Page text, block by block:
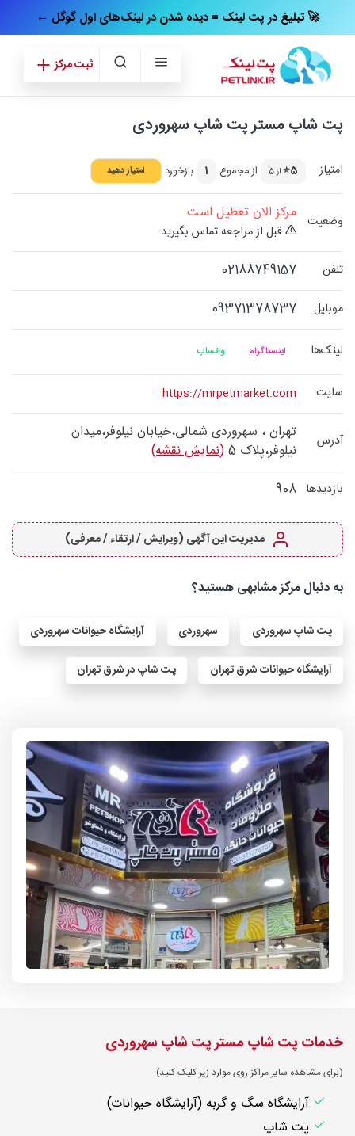
← تبلیغ در پت‌ لینک = دیده شدن در لینک‌های اول گوگل 🚀
ثبت مرکز
پت شاپ مستر پت شاپ سهروردی
امتیاز 5⭐ از 5 از مجموع 1 بازخورد امتیاز دهید
وضعیت مرکز الان تعطیل است
قبل از مراجعه تماس بگیرید
تلفن
02188749157
موبایل 09371378737
لینک‌ها واتساپ اینستاگرام
سایت https://mrpetmarket.com
آدرس
تهران ، سهروردی شمالی،خیابان نیلوفر،میدان
نیلوفر،پلاک 5
(نمایش نقشه)
بازدیدها 908
مدیریت این آگهی (ویرایش / ارتقاء / معرفی)
به دنبال مرکز مشابهی هستید؟
پت شاپ سهروردی سهروردی آرایشگاه حیوانات سهروردی
آرایشگاه حیوانات شرق تهران پت شاپ در شرق تهران
خدمات پت شاپ مستر پت شاپ سهروردی
(برای مشاهده سایر مراکز روی موارد زیر کلیک کنید)
آرایشگاه سگ و گربه (آرایشگاه حیوانات)
پت شاپ